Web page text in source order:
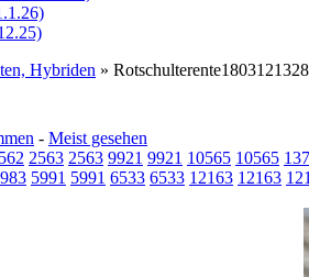
Hybriden »
- Meist gesehen
2563 2563 9921 9921 10565 10565
5991 5991 6533 6533 12163 12163